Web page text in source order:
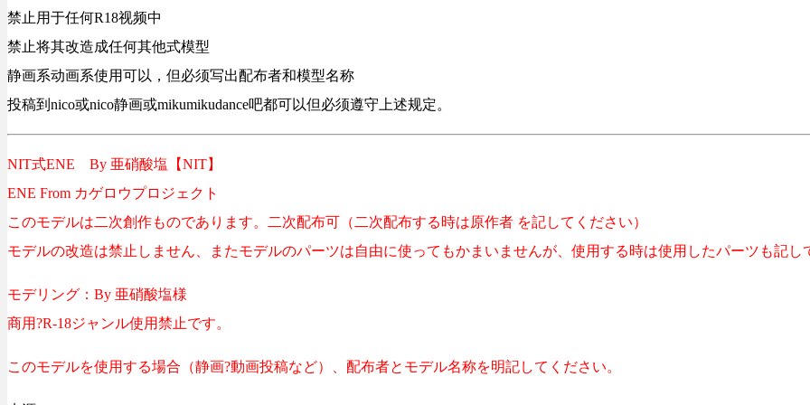
禁止用于任何R18视频中
禁止将其改造成任何其他式模型
静画系动画系使用可以，但必须写出配布者和模型名称
投稿到nico或nico静画或mikumikudance吧都可以但必须遵守上述规定。
NIT式ENE By 亜硝酸塩【NIT】
ENE From カゲロウプロジェクト
このモデルは二次創作ものであります。二次配布可（二次配布する時は原作者 を記してください）
モデルの改造は禁止しません、またモデルのパーツは自由に使ってもかまいませんが、使用する時は使用したパーツも記し
モデリング：By 亜硝酸塩様
商用?R-18ジャンル使用禁止です。
このモデルを使用する場合（静画?動画投稿など）、配布者とモデル名称を明記してください。